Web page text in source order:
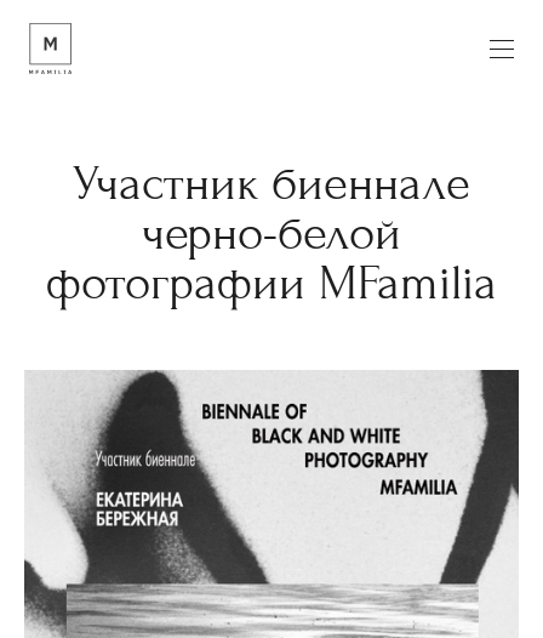
Участник биеннале
черно-белой
фотографии MFamilia